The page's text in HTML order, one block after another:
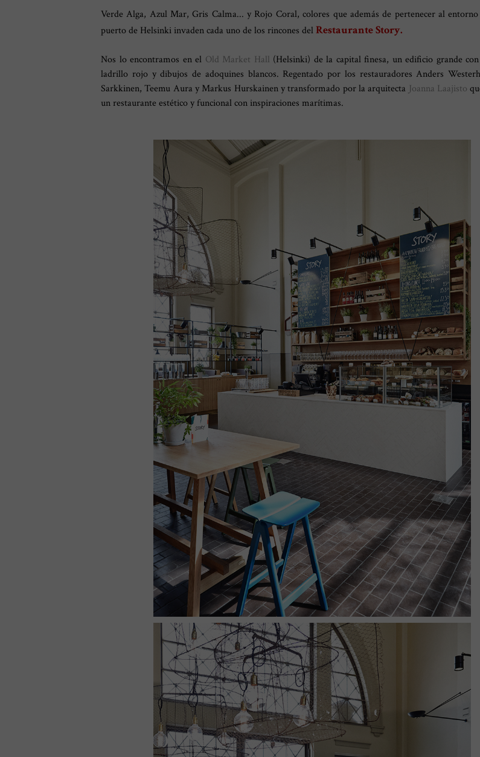
Verde Alga, Azul Mar, Gris Calma... y Rojo Coral, colores que además de pertenecer al
puerto de Helsinki invaden cada uno de los rincones delRestaurante Story.
Nos lo encontramos en el Old Market Hall (Helsinki) de la capital finesa, un edificio grande
ladrillo rojo y dibujos de adoquines blancos. Regentado por los restauradores Anders
Sarkkinen, Teemu Aura y Markus Hurskainen y transformado por la arquitecta Joanna Laajisto
un restaurante estético y funcional con inspiraciones marítimas.